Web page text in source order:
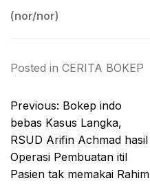
(nor/nor)
Posted in CERITA BOKEP
Post
navigation
Previous: Bokep indo
bebas Kasus Langka,
RSUD Arifin Achmad hasil
Operasi Pembuatan itil
Pasien tak memakai Rahim